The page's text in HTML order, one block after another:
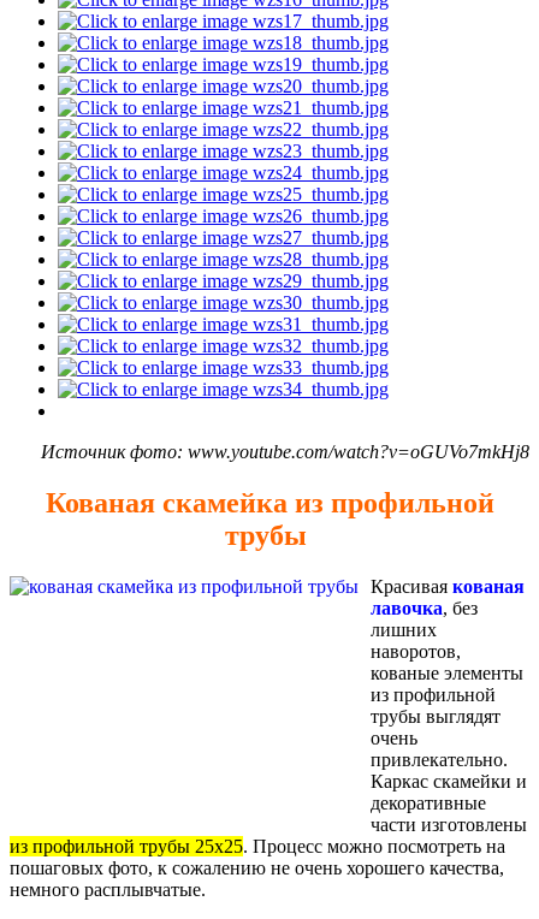
Источник фото: www.youtube.com/watch?v=oGUVo7mkHj8
Кованая скамейка из профильной
трубы
Красивая кованая
лавочка, без
лишних
наворотов,
кованые элементы
из профильной
трубы выглядят
очень
привлекательно.
Каркас скамейки и
декоративные
части изготовлены
из профильной трубы 25х25. Процесс можно посмотреть на
пошаговых фото, к сожалению не очень хорошего качества,
немного расплывчатые.